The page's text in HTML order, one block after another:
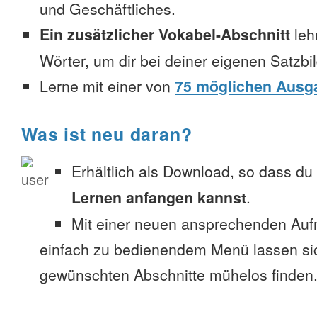
und Geschäftliches.
Ein zusätzlicher Vokabel-Abschnitt
Wörter, um dir bei deiner eigenen
Lerne mit einer von 75 möglichen
Was ist neu daran?
Erhältlich als Download, so dass du
Lernen anfangen kannst.
Mit einer neuen ansprechenden
einfach zu bedienendem Menü lassen
gewünschten Abschnitte mühelos finden.